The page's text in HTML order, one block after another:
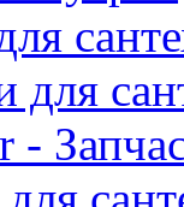
для
-